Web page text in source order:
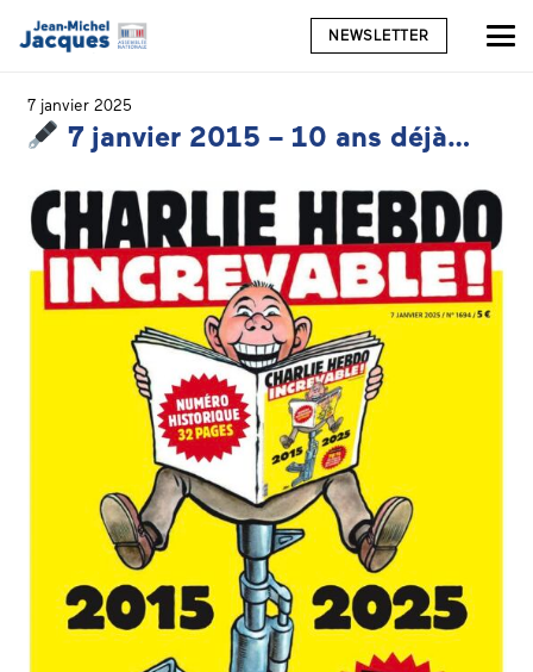
NEWSLETTER
7 janvier 2025
7 janvier 2015 – 10 ans déjà…